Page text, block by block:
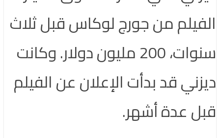
الفيلم من جورج لوكاس قبل ثلاث
سنوات، 200 مليون دولار. وكانت
ديزني قد بدأت الإعلان عن الفيلم
قبل عدة أشهر.